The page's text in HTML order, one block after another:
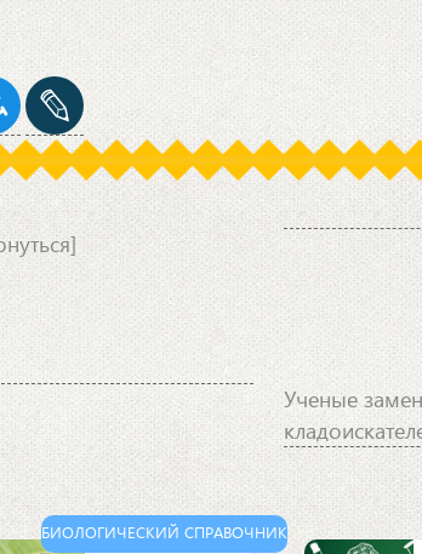
Ученые
БИОЛОГИЧЕСКИЙ СПРАВОЧНИК